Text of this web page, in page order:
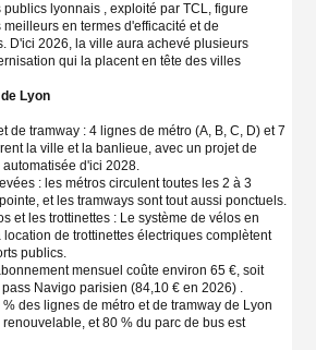
publics lyonnais , exploité par TCL, figure
en termes d'efficacité et de
D'ici 2026, la ville aura achevé plusieurs
qui la placent en tête des villes
Lyon
de tramway : 4 lignes de métro (A, B, C, D) et 7
la ville et la banlieue, avec un projet de
d'ici 2028.
: les métros circulent toutes les 2 à 3
et les tramways sont tout aussi ponctuels.
et les trottinettes : Le système de vélos en
location de trottinettes électriques complètent
publics.
mensuel coûte environ 65 €, soit
Navigo parisien (84,10 € en 2026) .
des lignes de métro et de tramway de Lyon
et 80 % du parc de bus est